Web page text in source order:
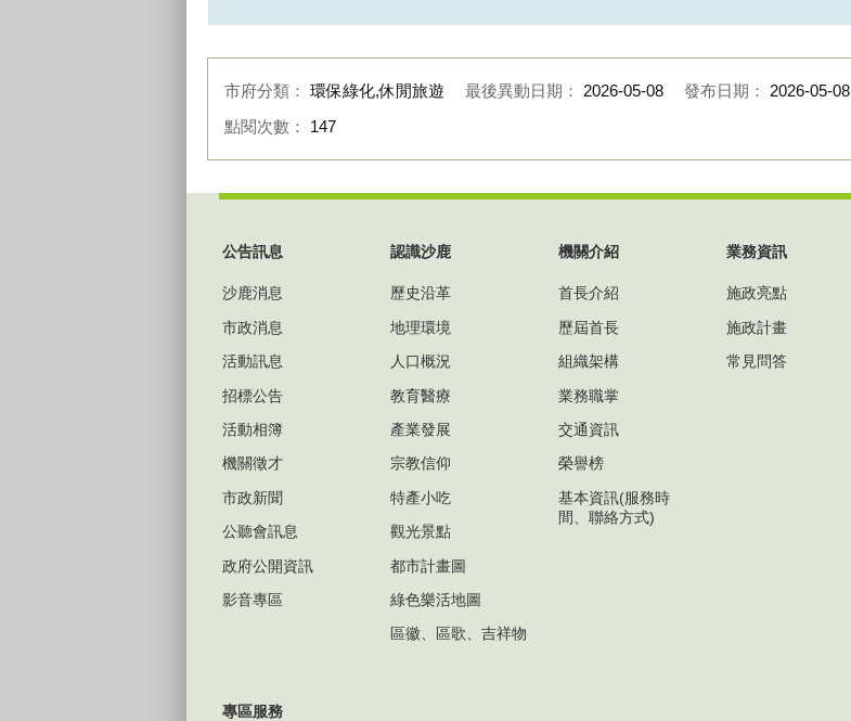
市府分類： 環保綠化,休閒旅遊 最後異動日期： 2026-05-08 發布日期： 2026-05-08
點閱次數： 147
公告訊息
沙鹿消息
市政消息
活動訊息
招標公告
活動相簿
機關徵才
市政新聞
公聽會訊息
政府公開資訊
影音專區
認識沙鹿
歷史沿革
地理環境
人口概況
教育醫療
產業發展
宗教信仰
特產小吃
觀光景點
都市計畫圖
綠色樂活地圖
區徽、區歌、吉祥物
機關介紹
首長介紹
歷屆首長
組織架構
業務職掌
交通資訊
榮譽榜
基本資訊(服務時
間、聯絡方式)
業務資訊
施政亮點
施政計畫
常見問答
專區服務